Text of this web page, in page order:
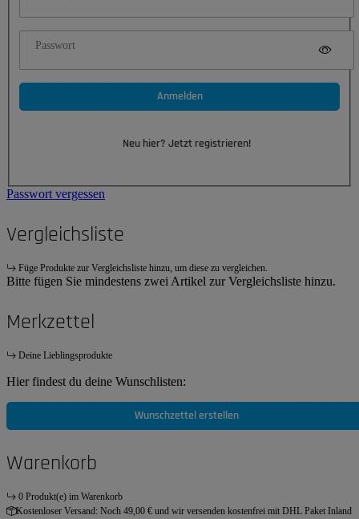
Passwort
Anmelden
Neu hier? Jetzt registrieren!
Passwort vergessen
Vergleichsliste
Füge Produkte zur Vergleichsliste hinzu, um diese zu vergleichen.
Bitte fügen Sie mindestens zwei Artikel zur Vergleichsliste hinzu.
Merkzettel
Deine Lieblingsprodukte
Hier findest du deine Wunschlisten:
Wunschzettel erstellen
Warenkorb
0 Produkt(e) im Warenkorb
Kostenloser Versand: Noch 49,00 € und wir versenden kostenfrei mit DHL Paket Inland